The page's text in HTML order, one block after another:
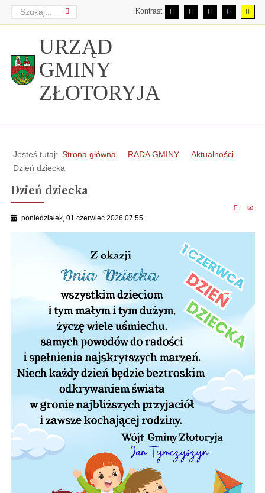
Kontrast
URZĄD
GMINY
ZŁOTORYJA
Jesteś tutaj: Strona główna RADA GMINY
Aktualności
Dzień dziecka
Dzień dziecka
poniedziałek, 01 czerwiec 2026 07:55